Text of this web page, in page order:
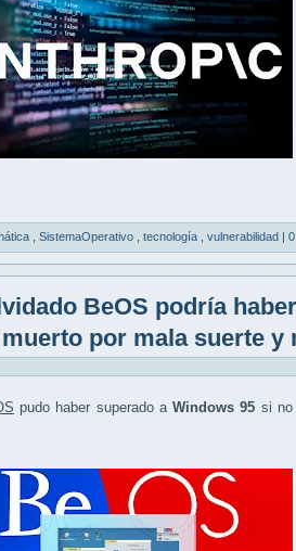
SistemaOperativo tecnología vulnerabilidad |
BeOS podría
por mala suerte y
pudo haber superado aWindows 95 si no